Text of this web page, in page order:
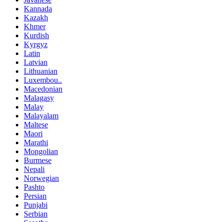
Kannada
Kazakh
Khmer
Kurdish
Kyrgyz
Latin
Latvian
Lithuanian
Luxembou..
Macedonian
Malagasy
Malay
Malayalam
Maltese
Maori
Marathi
Mongolian
Burmese
Nepali
Norwegian
Pashto
Persian
Punjabi
Serbian